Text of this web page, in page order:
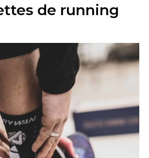
de running